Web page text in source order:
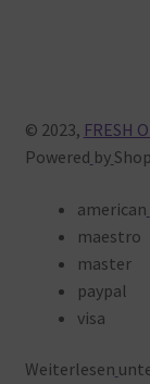
© 2023, FRESH
Powered by
american
maestro
master
paypal
visa
Weiterlesen